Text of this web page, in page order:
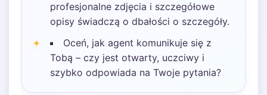
profesjonalne zdjęcia i szczegółowe
opisy świadczą o dbałości o szczegóły.
Oceń, jak agent komunikuje się z
Tobą – czy jest otwarty, uczciwy i
szybko odpowiada na Twoje pytania?